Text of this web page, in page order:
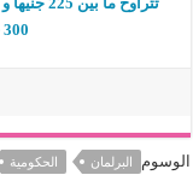
300 جنيه لاستخراج رخصة القيادة.
الوسوم البرلمان الحكومية